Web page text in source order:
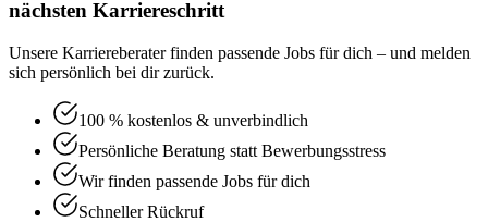
nächsten Karriereschritt
Unsere Karriereberater finden passende Jobs für dich – und melden
sich persönlich bei dir zurück.
100 % kostenlos & unverbindlich
Persönliche Beratung statt Bewerbungsstress
Wir finden passende Jobs für dich
Schneller Rückruf